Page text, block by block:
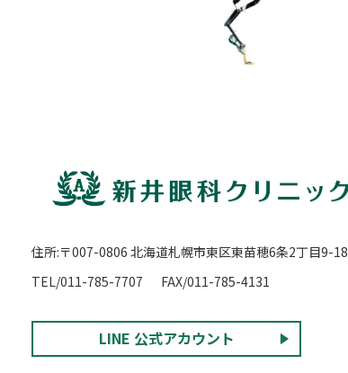
住所:〒007-0806 北海道札幌市東区東苗穂6条2丁目9-18
TEL/011-785-7707
FAX/011-785-4131
LINE 公式アカウント